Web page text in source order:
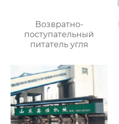
Возвратно-
поступательный
питатель угля